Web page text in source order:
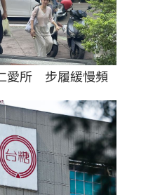
愛所　步履緩慢頻